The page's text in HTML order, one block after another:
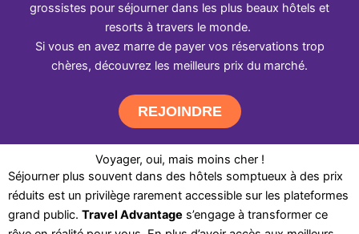
grossistes pour séjourner dans les plus beaux hôtels et
resorts à travers le monde.
Si vous en avez marre de payer vos réservations trop
chères, découvrez les meilleurs prix du marché.
REJOINDRE
Voyager, oui, mais moins cher !
Séjourner plus souvent dans des hôtels somptueux à des prix
réduits est un privilège rarement accessible sur les plateformes
grand public. Travel Advantage s’engage à transformer ce